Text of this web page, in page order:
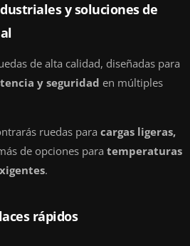
y soluciones de
de alta calidad, diseñadas para
y seguridad en múltiples
ruedas para cargas ligeras,
de opciones para temperaturas
.
rápidos